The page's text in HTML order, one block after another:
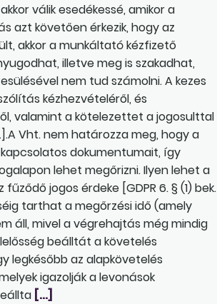
válik esedékessé, amikor a
azt követően érkezik, hogy az
akkor a munkáltató kézfizető
illetve meg is szakadhat,
nem tud számolni. A kezes
kézhezvételéről, és
valamint a kötelezettet a jogosulttal
Vht. nem határozza meg, hogy a
dokumentumait, így
lehet megőrizni. Ilyen lehet a
jogos érdeke [GDPR 6. § (1) bek.
tarthat a megőrzési idő (amely
áll, mivel a végrehajtás még mindig
beálltát a követelés
legkésőbb az alapkövetelés
igazolják a levonások
[…]